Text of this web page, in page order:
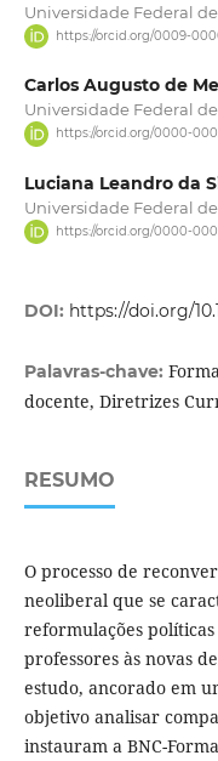
Universidade Federal
https://orcid.org/0009-
Carlos Augusto de
Universidade Federal
https://orcid.org/0000-
Luciana Leandro da
Universidade Federal
https://orcid.org/0000-
DOI: https://doi.org/
Palavras-chave:
docente, Diretrizes
RESUMO
O processo de
neoliberal que se
reformulações
professores às novas
estudo, ancorado em
objetivo analisar
instauram a BNC-